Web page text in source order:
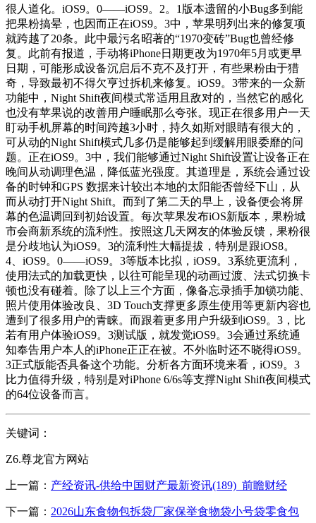
很人道化。iOS9。0——iOS9。2。1版本遗留的小Bug多到能
把果粉搞晕，也因而正在iOS9。3中，苹果明列出来的修复项
就跨越了20条。此中最污名昭著的“1970变砖”Bug也曾经修
复。此前有报道，手动将iPhone日期更改为1970年5月或更早
日期，可能形成设备沉启后不克不及打开，有些果粉由于猎
奇，导致最初不得欠亨过拆机来修复。iOS9。3带来的一众新
功能中，Night Shift夜间模式常适用且敌对的，当然它的感化
也没有苹果说的改善用户睡眠那么夸张。现正在很多用户一天
盯动手机屏幕的时间跨越3小时，持久如斯对眼睛有很大的，
可从动的Night Shift模式几多仍是能够起到缓解用眼委靡的问
题。正在iOS9。3中，我们能够通过Night Shift设置让设备正在
晚间从动调理色温，降低蓝光强度。其道理是，系统会通过设
备的时钟和GPS 数据来计较出本地的太阳能否曾经下山，从
而从动打开Night Shift。而到了第二天的早上，设备便会将屏
幕的色温调回到初始设置。每次苹果发布iOS新版本，果粉城
市会商新系统的流利性。按照这几天网友的体验反馈，果粉很
是分歧地认为iOS9。3的流利性大幅提拔，特别是跟iOS8。
4、iOS9。0——iOS9。3等版本比拟，iOS9。3系统更流利，
使用法式的加载更快，以往可能呈现的动画过渡、法式切换卡
顿也没有碰着。除了以上三个方面，像备忘录插手加锁功能、
照片使用体验改良、3D Touch支撑更多原生使用等更新内容也
遭到了很多用户的青睐。而跟着更多用户升级到iOS9。3，比
若有用户体验iOS9。3测试版，就发觉iOS9。3会通过系统通
知奉告用户本人的iPhone正正在被。不外临时还不晓得iOS9。
3正式版能否具备这个功能。分析各方面环境来看，iOS9。3
比力值得升级，特别是对iPhone 6/6s等支撑Night Shift夜间模式
的64位设备而言。
关键词：
Z6.尊龙官方网站
上一篇： 产经资讯-供给中国财产最新资讯(189)_前瞻财经
下一篇： 2026山东食物包拆袋厂家保举食物袋小号袋零食包